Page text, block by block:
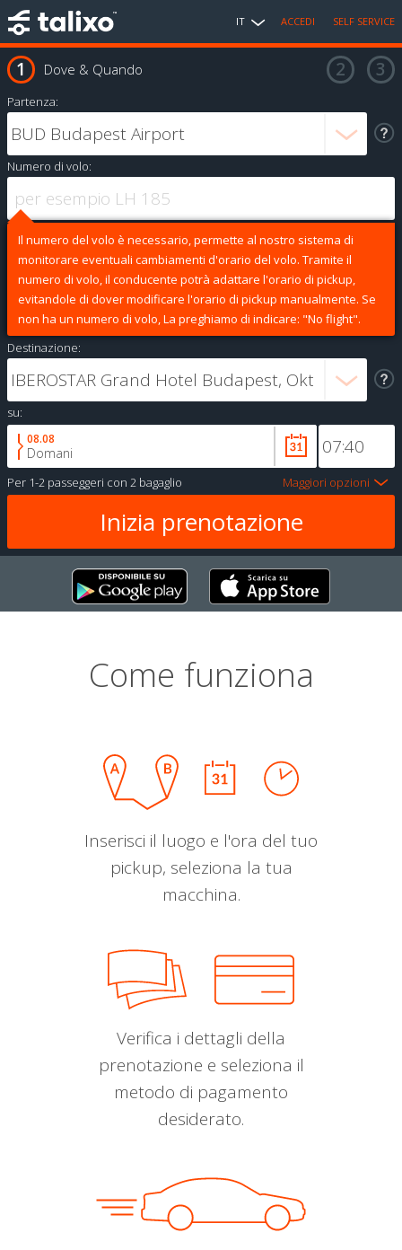
IT ACCEDI SELF SERVICE
Dove & Quando
Partenza:
Numero di volo:
Il numero del volo è necessario, permette al nostro sistema di
monitorare eventuali cambiamenti d'orario del volo. Tramite il
numero di volo, il conducente potrà adattare l'orario di pickup,
evitandole di dover modificare l'orario di pickup manualmente. Se
non ha un numero di volo, La preghiamo di indicare: "No flight".
Destinazione:
su:
08.08
Domani
Per 1-2 passeggeri con 2 bagaglio Maggiori opzioni
Come funziona
Inserisci il luogo e l'ora del tuo
pickup, seleziona la tua
macchina.
Verifica i dettagli della
prenotazione e seleziona il
metodo di pagamento
desiderato.